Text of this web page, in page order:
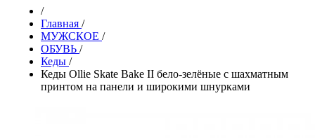
/
Главная /
МУЖСКОЕ /
ОБУВЬ /
Кеды /
Кеды Ollie Skate Bake II бело-зелёные с шахматным
принтом на панели и широкими шнурками